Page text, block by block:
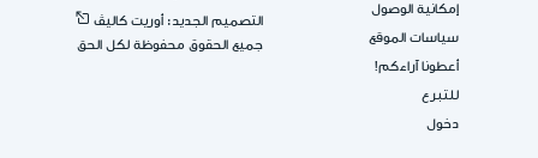
إمكانية الوصول
سياسات الموقع
أعطونا آراءكم!
للتبرع
دخول
التصميم الجديد: أوريت كاليڤ
جميع الحقوق محفوظة لكل الحق